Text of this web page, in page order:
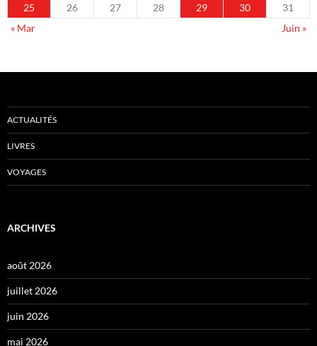
25
26 27 28 29 30
31
« Mar
Juin »
ACTUALITÉS
LIVRES
VOYAGES
ARCHIVES
août 2026
juillet 2026
juin 2026
mai 2026